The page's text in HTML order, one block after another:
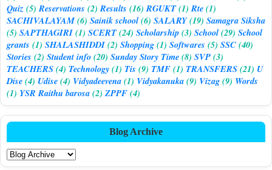
Quiz(5) Reservations (2) Results (16) RGUKT(1) Rte(1)
SACHIVALAYAM(6) Sainik school(6) SALARY(19) Samagra Siksha
(5) SAPTHAGIRI(1) SCERT(24) Scholarship(3) School(29) School
grants (1) SHALASHIDDI(2) Shopping(1) Softwares (5) SSC(40)
Stories (2) Student info(20) Sunday Story Time(8) SVP(3)
TEACHERS(4) Technology(1) Tis (9) TMF(1) TRANSFERS(21) U
Dise(4) Udise(4) Vidyadeevena(1) Vidyakanuka(9) Vizag(9) Words
(1) YSR Raithu barosa(2) ZPPF(4)
Blog Archive